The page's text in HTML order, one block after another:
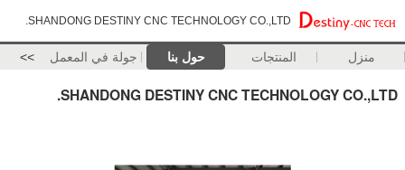
SHANDONG DESTINY CNC TECHNOLOGY CO.,LTD.
منزل المنتجات حول بنا جولة في المعمل >>
SHANDONG DESTINY CNC TECHNOLOGY CO.,LTD.